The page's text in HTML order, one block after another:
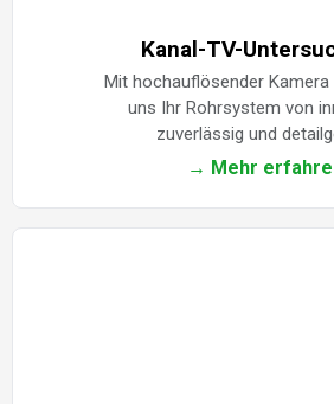
Kanal-TV-
Mit hochauflösender
uns Ihr Rohrsystem von
zuverlässig und
→ Mehr